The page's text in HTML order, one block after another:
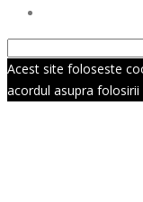
Acest site foloseste
acordul asupra